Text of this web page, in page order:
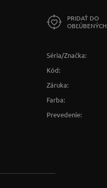
PRIDAŤ DO
OBĽÚBENÝCH
Séria/Značka:
Kód:
Záruka:
Farba:
Prevedenie: